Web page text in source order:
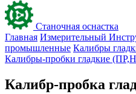
Станочная оснастка
Главная Измерительный
промышленные Калибры
Калибры-пробки гладкие
Калибр-пробка